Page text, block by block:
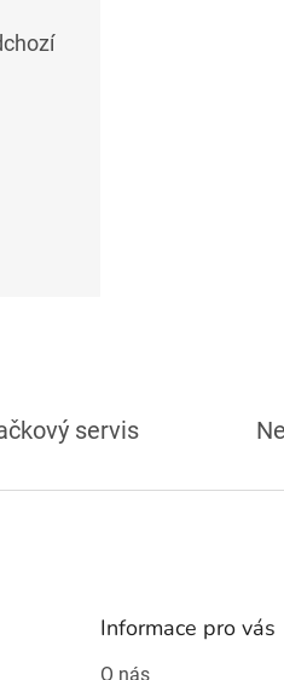
servis
Informace pro vás
O nás